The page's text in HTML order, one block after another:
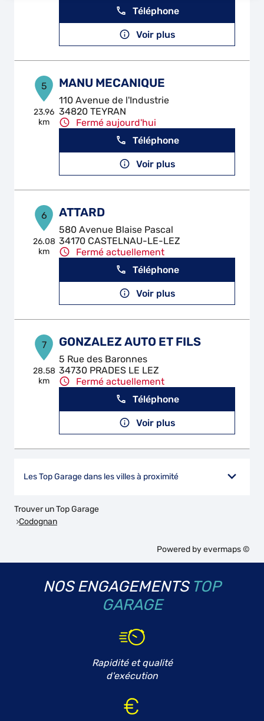
Téléphone
Voir plus
5
23.96
km
MANU MECANIQUE
110 Avenue de l'Industrie
34820 TEYRAN
Fermé aujourd'hui
Téléphone
Voir plus
6
26.08
km
ATTARD
580 Avenue Blaise Pascal
34170 CASTELNAU-LE-LEZ
Fermé actuellement
Téléphone
Voir plus
7
28.58
km
GONZALEZ AUTO ET FILS
5 Rue des Baronnes
34730 PRADES LE LEZ
Fermé actuellement
Téléphone
Voir plus
Les Top Garage dans les villes à proximité
Trouver un Top Garage
Codognan
Powered byevermaps ©
NOS ENGAGEMENTS TOP
GARAGE
Rapidité et qualité
d'exécution